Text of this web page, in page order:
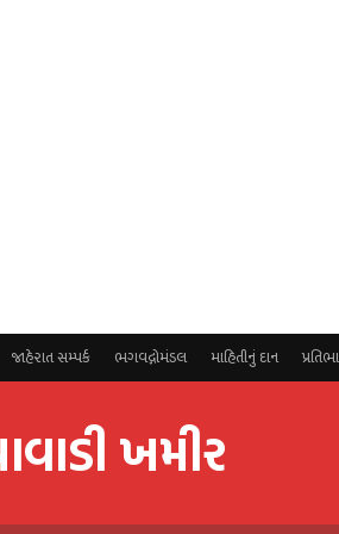
જાહેરાત સમ્પર્ક ભગવદ્ગોમંડલ માહિતીનું દાન
ખમીર